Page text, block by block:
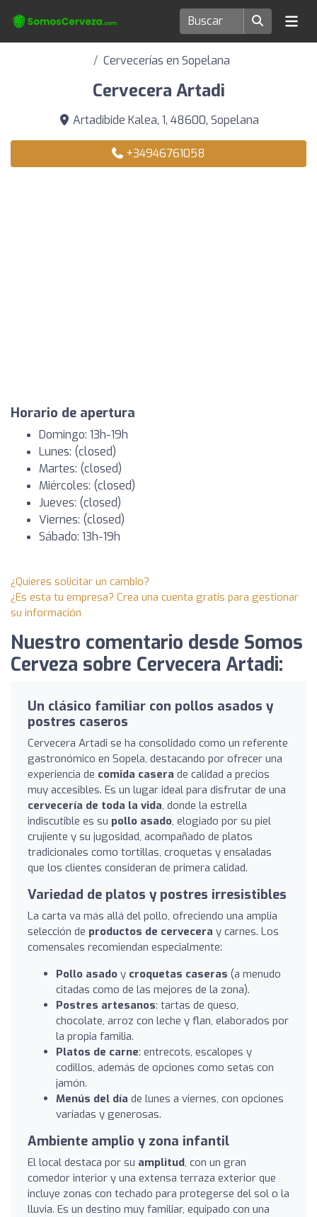
Cervecerías en Sopelana
Cervecera Artadi
Artadibide Kalea, 1, 48600, Sopelana
+34946761058
Horario de apertura
Domingo: 13h-19h
Lunes: (closed)
Martes: (closed)
Miércoles: (closed)
Jueves: (closed)
Viernes: (closed)
Sábado: 13h-19h
¿Quieres solicitar un cambio?
¿Es esta tu empresa? Crea una cuenta gratis para gestionar
su información
Nuestro comentario desde Somos
Cerveza sobre Cervecera Artadi:
Un clásico familiar con pollos asados y
postres caseros
Cervecera Artadi se ha consolidado como un referente
gastronómico en Sopela, destacando por ofrecer una
experiencia de comida casera de calidad a precios
muy accesibles. Es un lugar ideal para disfrutar de una
cervecería de toda la vida, donde la estrella
indiscutible es su pollo asado, elogiado por su piel
crujiente y su jugosidad, acompañado de platos
tradicionales como tortillas, croquetas y ensaladas
que los clientes consideran de primera calidad.
Variedad de platos y postres irresistibles
La carta va más allá del pollo, ofreciendo una amplia
selección de productos de cervecera y carnes. Los
comensales recomiendan especialmente:
Pollo asado y croquetas caseras (a menudo
citadas como de las mejores de la zona).
Postres artesanos: tartas de queso,
chocolate, arroz con leche y flan, elaborados por
la propia familia.
Platos de carne: entrecots, escalopes y
codillos, además de opciones como setas con
jamón.
Menús del día de lunes a viernes, con opciones
variadas y generosas.
Ambiente amplio y zona infantil
El local destaca por su amplitud, con un gran
comedor interior y una extensa terraza exterior que
incluye zonas con techado para protegerse del sol o la
lluvia. Es un destino muy familiar, equipado con una